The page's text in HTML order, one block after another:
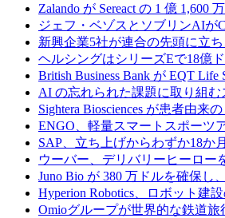
Zalando が Sereact の 1 億
ジェフ・ベゾスとソブリンAIが
新興企業5社が連合の先頭に立
ヘルシングはシリーズEで18億
British Business Bank が EQT
AI の忘れられた課題に取り組
Sightera Biosciences が患者由
ENGO、軽量スマートスポーツ
SAP、立ち上げからわずか18か
ウーバー、デリバリーヒーロー
Juno Bio が 380 万ドルを確保
Hyperion Robotics、ロボット建
Omioグループが世界的な鉄道旅